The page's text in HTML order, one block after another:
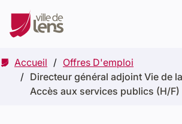
Accueil
Offres D'emploi
Directeur général adjoint Vie de
Accès aux services publics (H/F)